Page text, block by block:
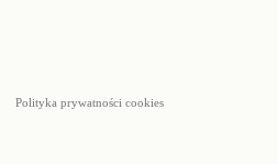
Polityka prywatności cookies